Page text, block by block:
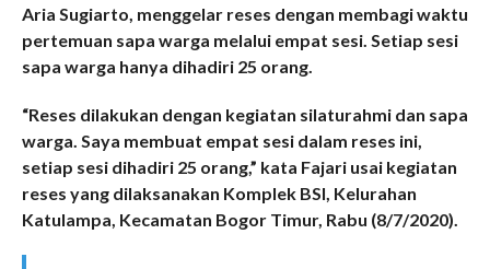
Aria Sugiarto, menggelar reses dengan membagi waktu
pertemuan sapa warga melalui empat sesi. Setiap sesi
sapa warga hanya dihadiri 25 orang.
“Reses dilakukan dengan kegiatan silaturahmi dan sapa
warga. Saya membuat empat sesi dalam reses ini,
setiap sesi dihadiri 25 orang,” kata Fajari usai kegiatan
reses yang dilaksanakan Komplek BSI, Kelurahan
Katulampa, Kecamatan Bogor Timur, Rabu (8/7/2020).